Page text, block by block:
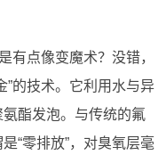
有点像变魔术？没错，
”的技术。它利用水与异
酯发泡。与传统的氟
“零排放”，对臭氧层毫